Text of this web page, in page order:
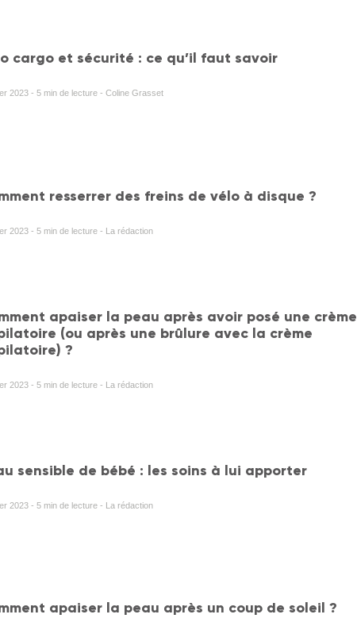
cargo et sécurité : ce qu’il faut savoir
2023 - 5 min de lecture - Coline Grasset
resserrer des freins de vélo à disque ?
2023 - 5 min de lecture - La rédaction
apaiser la peau après avoir posé une crème
(ou après une brûlure avec la crème
?
2023 - 5 min de lecture - La rédaction
sensible de bébé : les soins à lui apporter
2023 - 5 min de lecture - La rédaction
apaiser la peau après un coup de soleil ?